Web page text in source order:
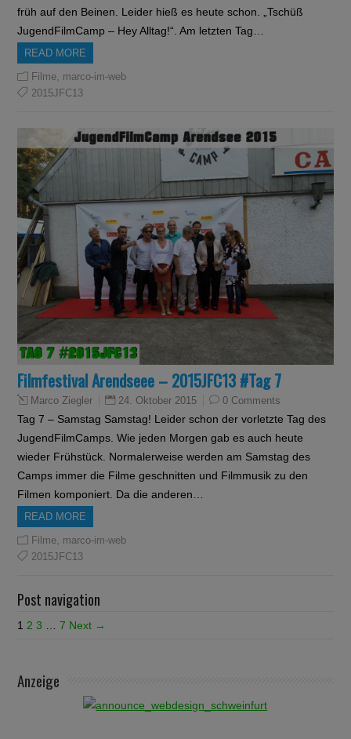
früh auf den Beinen. Leider hieß es heute schon. „Tschüß
JugendFilmCamp – Hey Alltag!“. Am letzten Tag…
READ MORE
Filme marco-im-web
2015JFC13
Filmfestival Arendseee – 2015JFC13 #Tag 7
Marco Ziegler 24. Oktober 2015 0 Comments
Tag 7 – Samstag Samstag! Leider schon der vorletzte Tag des
JugendFilmCamps. Wie jeden Morgen gab es auch heute
wieder Frühstück. Normalerweise werden am Samstag des
Camps immer die Filme geschnitten und Filmmusik zu den
Filmen komponiert. Da die anderen…
READ MORE
Filme marco-im-web
2015JFC13
Post navigation
1 2 3 7 Next →
Anzeige